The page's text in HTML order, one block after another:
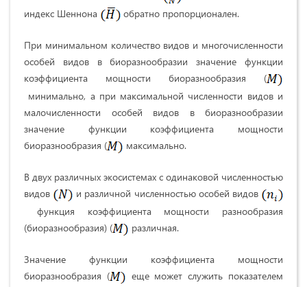
индекс Шеннона
обратно пропорционален.
При минимальном количество видов и многочисленности
особей видов в биоразнообразии значение функции
коэффициента мощности биоразнообразия (
минимально, а при максимальной численности видов и
малочисленности особей видов в биоразнообразии
значение функции коэффициента мощности
биоразнообразия (
максимально.
В двух различных экосистемах с одинаковой численностью
видов
и различной численностью особей видов
функция коэффициента мощности разнообразия
(биоразнообразия) (
различная.
Значение функции коэффициента мощности
биоразнообразия (
еще может служить показателем